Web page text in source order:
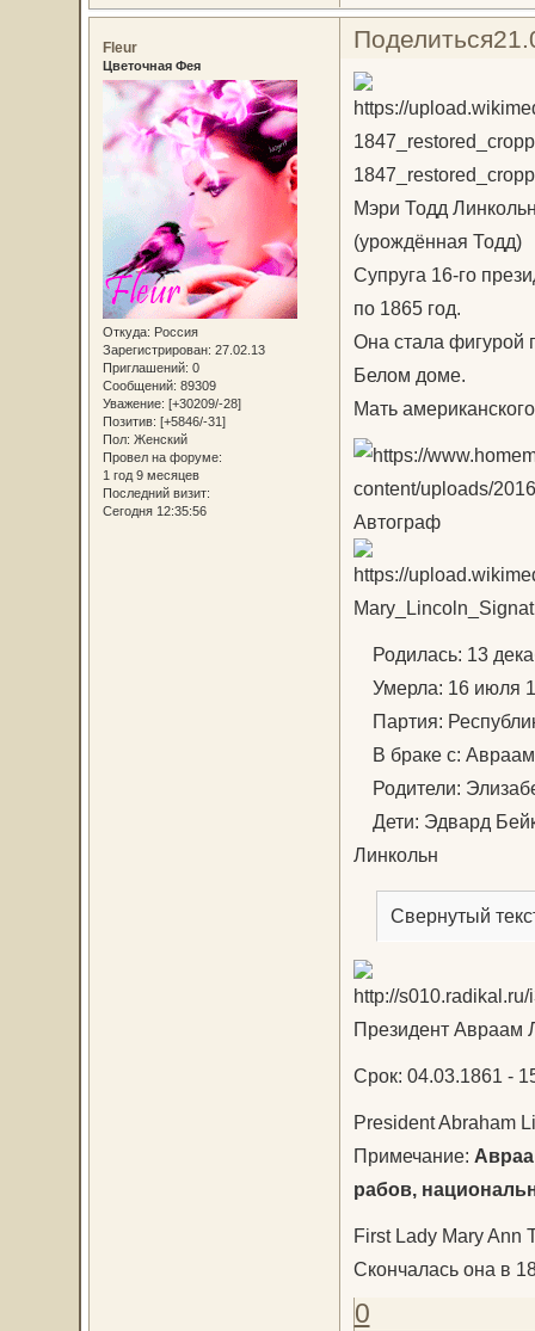
Поделиться
Fleur
Цветочная Фея
Откуда: Россия
Зарегистрирован: 27.02.13
Приглашений: 0
Сообщений: 89309
Уважение: [+30209/-28]
Позитив: [+5846/-31]
Пол: Женский
Провел на форуме:
1 год 9 месяцев
Последний визит:
Сегодня 12:35:56
Мэри Тодд
(урождённая Тодд)
Супруга 16-го
по 1865 год.
Она стала фигурой
Белом доме.
Мать
Автограф
Родилась: 13
Умерла: 16 июля
Партия:
В браке с: Авраам
Родители:
Дети: Эдвард
Линкольн
Свернутый
Президент Авраам
Срок: 04.03.1861 -
President Abraham
Примечание:
рабов,
First Lady Mary Ann
Скончалась она в
0